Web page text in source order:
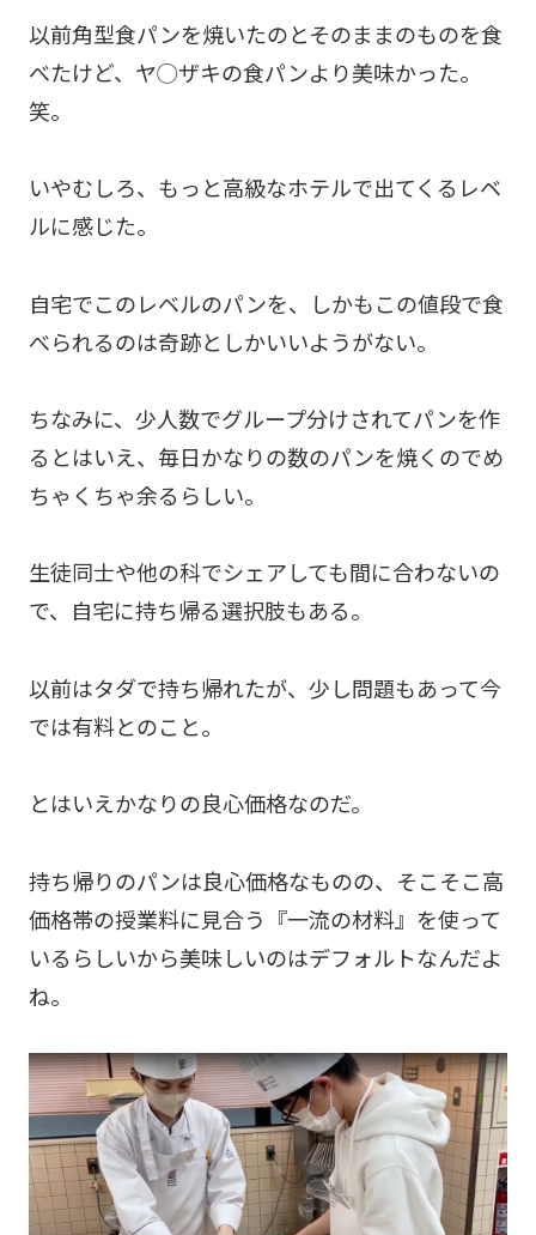
以前角型食パンを焼いたのとそのままのものを食
べたけど、ヤ◯ザキの食パンより美味かった。
笑。
いやむしろ、もっと高級なホテルで出てくるレベ
ルに感じた。
自宅でこのレベルのパンを、しかもこの値段で食
べられるのは奇跡としかいいようがない。
ちなみに、少人数でグループ分けされてパンを作
るとはいえ、毎日かなりの数のパンを焼くのでめ
ちゃくちゃ余るらしい。
生徒同士や他の科でシェアしても間に合わないの
で、自宅に持ち帰る選択肢もある。
以前はタダで持ち帰れたが、少し問題もあって今
では有料とのこと。
とはいえかなりの良心価格なのだ。
持ち帰りのパンは良心価格なものの、そこそこ高
価格帯の授業料に見合う『一流の材料』を使って
いるらしいから美味しいのはデフォルトなんだよ
ね。